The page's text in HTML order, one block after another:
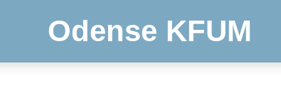
Odense KFUM